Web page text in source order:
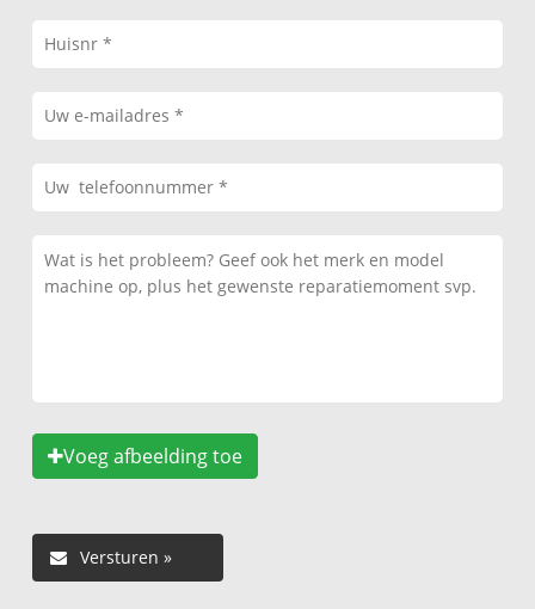
Voeg afbeelding toe